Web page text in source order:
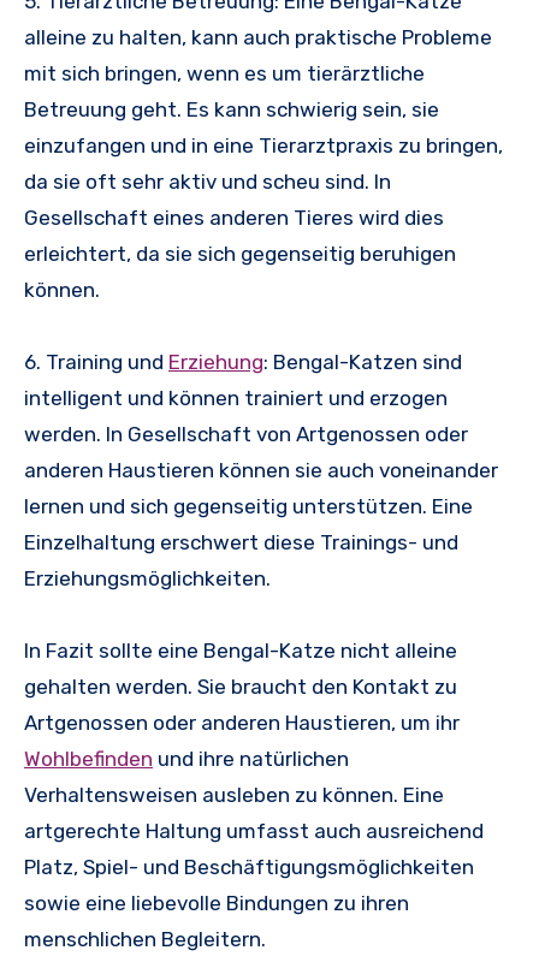
alleine zu halten, kann auch praktische Probleme
mit sich bringen, wenn es um tierärztliche
Betreuung geht. Es kann schwierig sein, sie
einzufangen und in eine Tierarztpraxis zu bringen,
da sie oft sehr aktiv und scheu sind. In
Gesellschaft eines anderen Tieres wird dies
erleichtert, da sie sich gegenseitig beruhigen
können.
6. Training und Erziehung: Bengal-Katzen sind
intelligent und können trainiert und erzogen
werden. In Gesellschaft von Artgenossen oder
anderen Haustieren können sie auch voneinander
lernen und sich gegenseitig unterstützen. Eine
Einzelhaltung erschwert diese Trainings- und
Erziehungsmöglichkeiten.
In Fazit sollte eine Bengal-Katze nicht alleine
gehalten werden. Sie braucht den Kontakt zu
Artgenossen oder anderen Haustieren, um ihr
Wohlbefinden und ihre natürlichen
Verhaltensweisen ausleben zu können. Eine
artgerechte Haltung umfasst auch ausreichend
Platz, Spiel- und Beschäftigungsmöglichkeiten
sowie eine liebevolle Bindungen zu ihren
menschlichen Begleitern.